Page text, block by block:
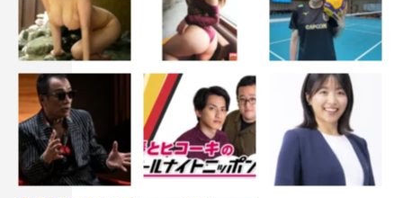
下野紘
＜VTRゲスト＞
瑛茉ジャスミン、大城光（MAG!C☆PRINCE）、片瀬那
奈、花江夏樹、ぺこぱ
＜進行＞
雨宮萌果